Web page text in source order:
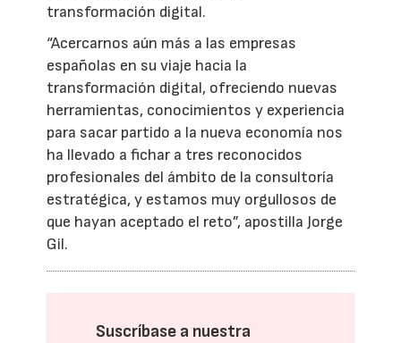
transformación digital.
“Acercarnos aún más a las empresas
españolas en su viaje hacia la
transformación digital, ofreciendo nuevas
herramientas, conocimientos y experiencia
para sacar partido a la nueva economía nos
ha llevado a fichar a tres reconocidos
profesionales del ámbito de la consultoría
estratégica, y estamos muy orgullosos de
que hayan aceptado el reto”, apostilla Jorge
Gil.
Suscríbase a nuestra